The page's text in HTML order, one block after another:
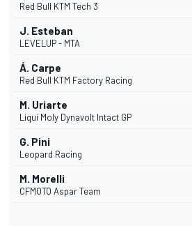
Red Bull KTM Tech 3
J. Esteban
LEVELUP - MTA
Á. Carpe
Red Bull KTM Factory Racing
M. Uriarte
Liqui Moly Dynavolt Intact GP
G. Pini
Leopard Racing
M. Morelli
CFMOTO Aspar Team